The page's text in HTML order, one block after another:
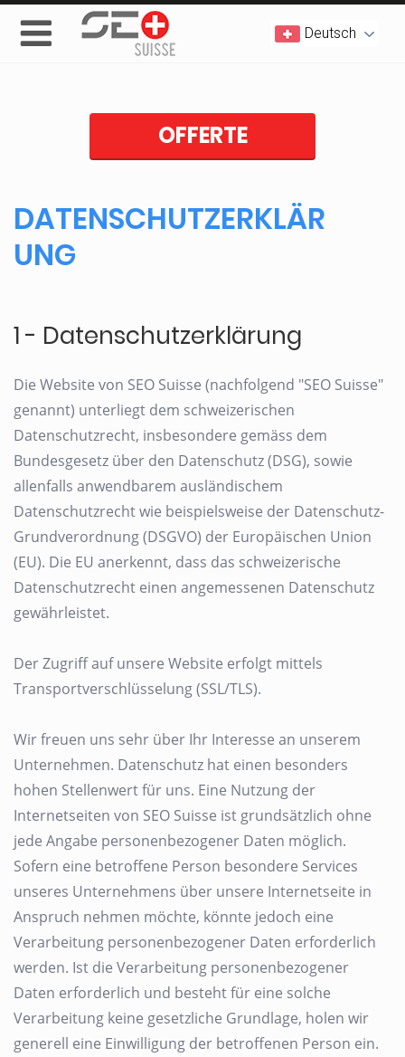
Deutsch
OFFERTE
DATENSCHUTZERKLÄR
UNG
1 - Datenschutzerklärung
Die Website von SEO Suisse (nachfolgend "SEO Suisse"
genannt) unterliegt dem schweizerischen
Datenschutzrecht, insbesondere gemäss dem
Bundesgesetz über den Datenschutz (DSG), sowie
allenfalls anwendbarem ausländischem
Datenschutzrecht wie beispielsweise der Datenschutz-
Grundverordnung (DSGVO) der Europäischen Union
(EU). Die EU anerkennt, dass das schweizerische
Datenschutzrecht einen angemessenen Datenschutz
gewährleistet.
Der Zugriff auf unsere Website erfolgt mittels
Transportverschlüsselung (SSL/TLS).
Wir freuen uns sehr über Ihr Interesse an unserem
Unternehmen. Datenschutz hat einen besonders
hohen Stellenwert für uns. Eine Nutzung der
Internetseiten von SEO Suisse ist grundsätzlich ohne
jede Angabe personenbezogener Daten möglich.
Sofern eine betroffene Person besondere Services
unseres Unternehmens über unsere Internetseite in
Anspruch nehmen möchte, könnte jedoch eine
Verarbeitung personenbezogener Daten erforderlich
werden. Ist die Verarbeitung personenbezogener
Daten erforderlich und besteht für eine solche
Verarbeitung keine gesetzliche Grundlage, holen wir
generell eine Einwilligung der betroffenen Person ein.